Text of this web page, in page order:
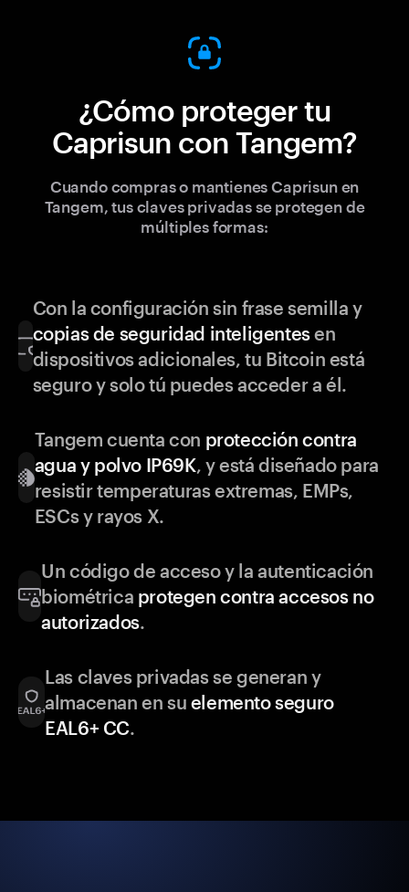
¿Cómo proteger tu
Caprisun con Tangem?
Cuando compras o mantienes Caprisun en
Tangem, tus claves privadas se protegen de
múltiples formas:
Con la configuración sin frase semilla y
copias de seguridad inteligentesen
dispositivos adicionales, tu Bitcoin está
seguro y solo tú puedes acceder a él.
Tangem cuenta con protección contra
agua y polvo IP69K, y está diseñado para
resistir temperaturas extremas, EMPs,
ESCs y rayos X.
Un código de acceso y la autenticación
biométrica protegen contra accesos no
autorizados.
Las claves privadas se generan y
almacenan en su elemento seguro
EAL6+ CC.